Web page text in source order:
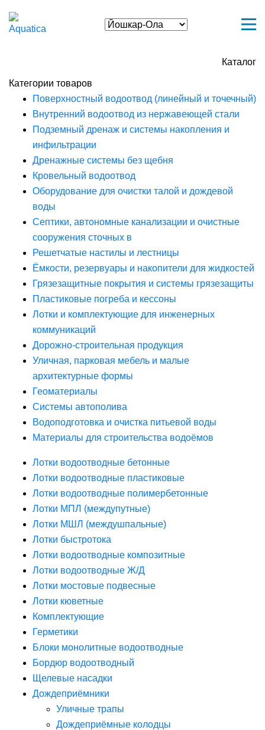
Каталог
Категории товаров
Поверхностный водоотвод (линейный и точечный)
Внутренний водоотвод из нержавеющей стали
Подземный дренаж и системы накопления и
инфильтрации
Дренажные системы без щебня
Кровельный водоотвод
Оборудование для очистки талой и дождевой
воды
Септики, автономные канализации и очистные
сооружения сточных в
Решетчатые настилы и лестницы
Ёмкости, резервуары и накопители для жидкостей
Грязезащитные покрытия и системы грязезащиты
Пластиковые погреба и кессоны
Лотки и комплектующие для инженерных
коммуникаций
Дорожно-строительная продукция
Уличная, парковая мебель и малые
архитектурные формы
Геоматериалы
Системы автополива
Водоподготовка и очистка питьевой воды
Материалы для строительства водоёмов
Лотки водоотводные бетонные
Лотки водоотводные пластиковые
Лотки водоотводные полимербетонные
Лотки МПЛ (междупутные)
Лотки МШЛ (междушпальные)
Лотки быстротока
Лотки водоотводные композитные
Лотки водоотводные Ж/Д
Лотки мостовые подвесные
Лотки кюветные
Комплектующие
Герметики
Блоки монолитные водоотводные
Бордюр водоотводный
Щелевые насадки
Дождеприёмники
Уличные трапы
Дождеприёмные колодцы